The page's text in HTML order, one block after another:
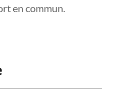
en commun.